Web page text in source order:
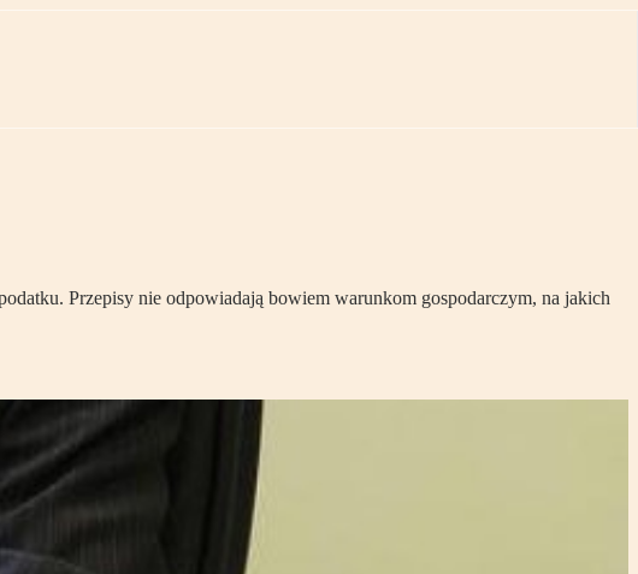
Przepisy nie odpowiadają bowiem warunkom gospodarczym, na jakich